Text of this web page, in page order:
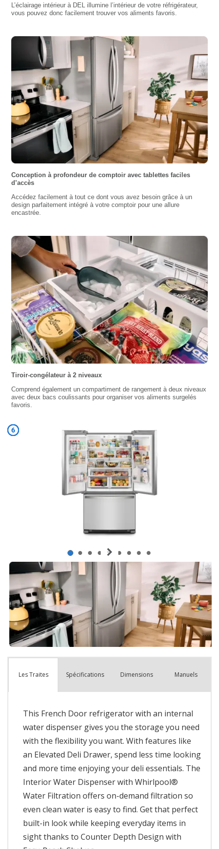
Les Traites Spécifications Dimensions Manuels
This French Door refrigerator with an internal
water dispenser gives you the storage you need
with the flexibility you want. With features like
an Elevated Deli Drawer, spend less time looking
and more time enjoying your deli essentials. The
Interior Water Dispenser with Whirlpool®
Water Filtration offers on-demand filtration so
even clean water is easy to find. Get that perfect
built-in look while keeping everyday items in
sight thanks to Counter Depth Design with